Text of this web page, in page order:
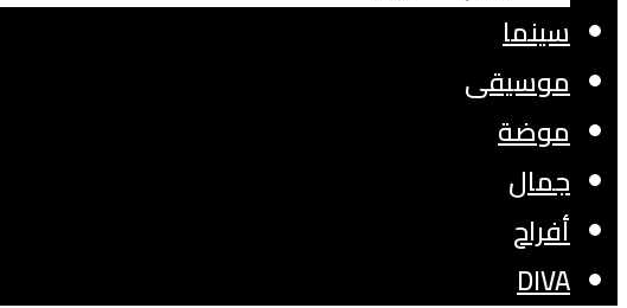
سينما
موسيقى
موضة
جمال
أفراح
DIVA